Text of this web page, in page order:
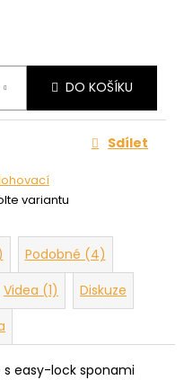
DO KOŠÍKU
variantu
Sdílet
Podobné (4)
Videa (1)
Diskuze
s easy-lock sponami